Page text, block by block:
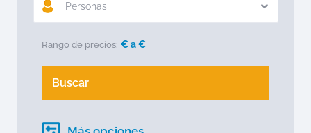
Personas
Rango de precios: € a€
Buscar